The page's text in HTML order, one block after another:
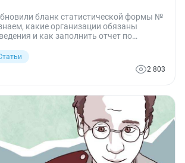
бланк статистической формы №
какие организации обязаны
и как заполнить отчет по
2 803